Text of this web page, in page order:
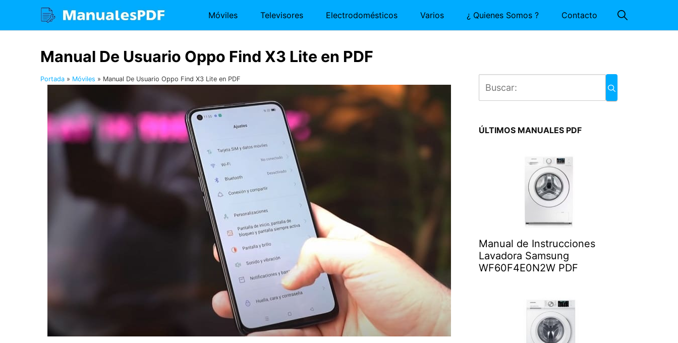
contenido
Móviles Televisores Electrodomésticos Varios ¿ Quienes Somos ? Contacto
Manual De Usuario Oppo Find X3 Lite en PDF
Portada » Móviles » Manual De Usuario Oppo Find X3 Lite en PDF
ÚLTIMOS MANUALES PDF
Manual de Instrucciones
Lavadora Samsung
WF60F4E0N2W PDF